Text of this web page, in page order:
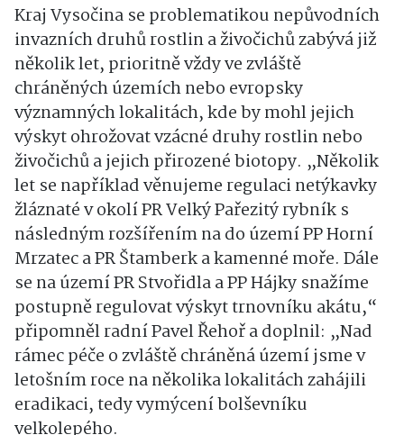
Kraj Vysočina se problematikou nepůvodních
invazních druhů rostlin a živočichů zabývá již
několik let, prioritně vždy ve zvláště
chráněných územích nebo evropsky
významných lokalitách, kde by mohl jejich
výskyt ohrožovat vzácné druhy rostlin nebo
živočichů a jejich přirozené biotopy. „Několik
let se například věnujeme regulaci netýkavky
žláznaté v okolí PR Velký Pařezitý rybník s
následným rozšířením na do území PP Horní
Mrzatec a PR Štamberk a kamenné moře. Dále
se na území PR Stvořidla a PP Hájky snažíme
postupně regulovat výskyt trnovníku akátu,“
připomněl radní Pavel Řehoř a doplnil: „Nad
rámec péče o zvláště chráněná území jsme v
letošním roce na několika lokalitách zahájili
eradikaci, tedy vymýcení bolševníku
velkolepého.